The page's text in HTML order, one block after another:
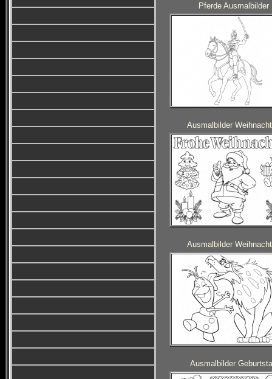
Pferde Ausmalbilder
Ausmalbilder
Ausmalbilder
Ausmalbilder